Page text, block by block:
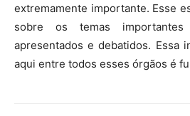
extremamente importante. Esse
sobre os temas
apresentados e debatidos. Essa
aqui entre todos esses órgãos é